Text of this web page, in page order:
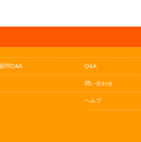
問Q&A Q&A
問い合わせ
ヘルプ